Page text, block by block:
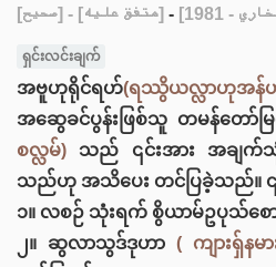
[صحيح] - [متفق عليه] -
ရှင်းလင်းချက်
အဗူဟုရိုင်ရဟ်(ရဿွိယလ္လာဟုအန်
အဆွေခင်ပွန်းဖြစ်သူ တမန်တော်မ
စလ္လမ်) သည် ၎င်းအား အချက်သုံ
သည်ဟု အသိပေး တင်ပြခဲ့သည်။ ၎
၁။ လစဉ် သုံးရက် စွိယာမ်ဥပုသ်‌စော
၂။ ဆွလာသွဒ်ဒုဟာ ( ကျားရှ်နမာ